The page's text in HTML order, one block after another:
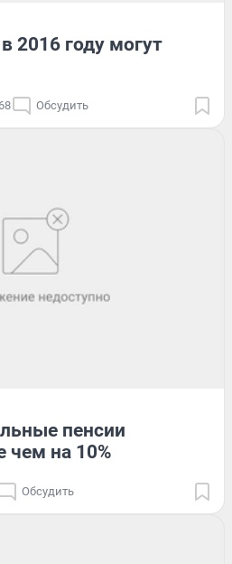
2016 году могут
Обсудить
пенсии
чем на 10%
Обсудить